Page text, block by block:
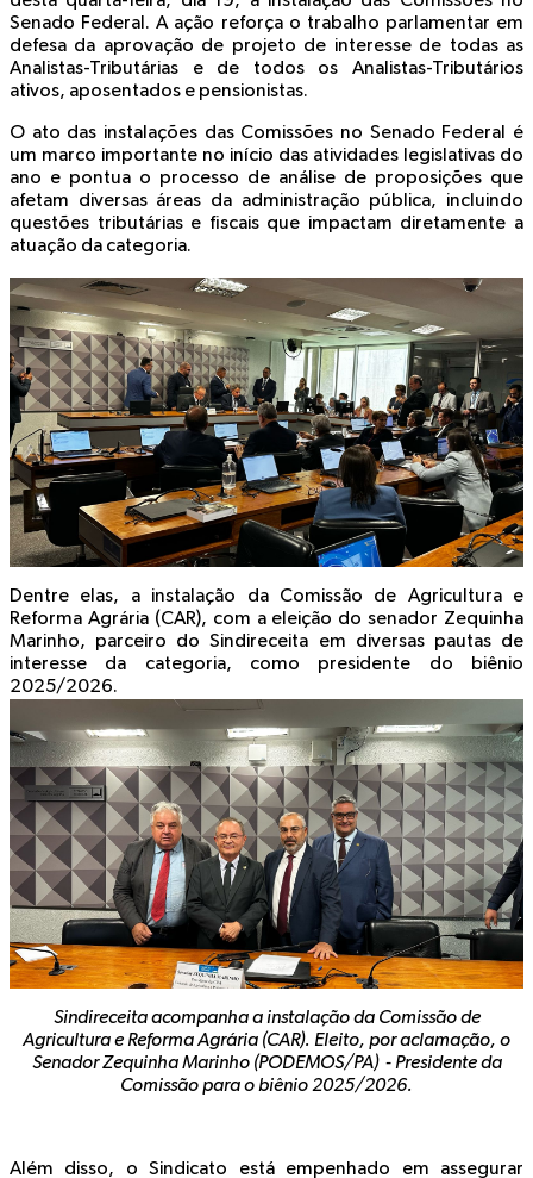
Senado Federal. A ação reforça o trabalho parlamentar em
defesa da aprovação de projeto de interesse de todas as
Analistas-Tributárias e de todos os Analistas-Tributários
ativos, aposentados e pensionistas.
O ato das instalações das Comissões no Senado Federal é
um marco importante no início das atividades legislativas do
ano e pontua o processo de análise de proposições que
afetam diversas áreas da administração pública, incluindo
questões tributárias e fiscais que impactam diretamente a
atuação da categoria.
Dentre elas, a instalação da Comissão de Agricultura e
Reforma Agrária (CAR), com a eleição do senador Zequinha
Marinho, parceiro do Sindireceita em diversas pautas de
interesse da categoria, como presidente do biênio
2025/2026.
Sindireceita acompanha a instalação da Comissão de
Agricultura e Reforma Agrária (CAR). Eleito, por aclamação, o
Senador Zequinha Marinho (PODEMOS/PA) - Presidente da
Comissão para o biênio 2025/2026.
Além disso, o Sindicato está empenhado em assegurar